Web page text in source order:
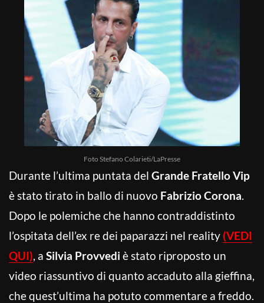
Foto Stefano Colarieti/LaPresse
Durante l’ultima puntata del Grande Fratello Vip
è stato tirato in ballo di nuovo Fabrizio Corona.
Dopo le polemiche che hanno contraddistinto
l’ospitata dell’ex re dei paparazzi nel reality (VEDI
QUI), a Silvia Provvedi è stato riproposto un
video riassuntivo di quanto accaduto alla gieffina,
che quest’ultima ha potuto commentare a freddo.